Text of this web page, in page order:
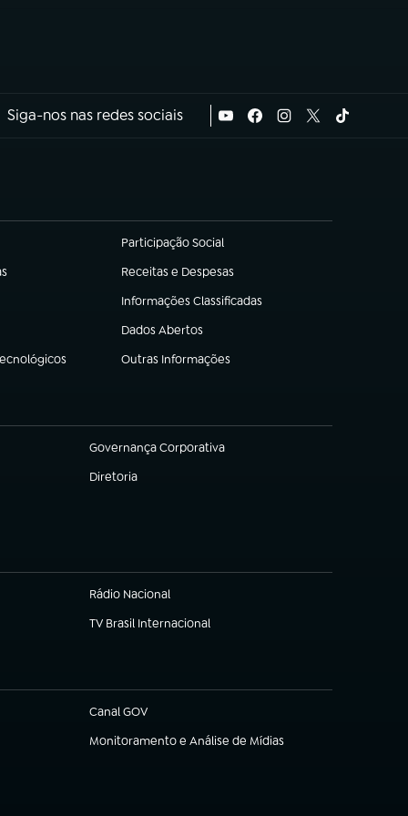
Siga-nos nas redes sociais
Participação Social
(abre em nova aba)
Receitas e Despesas
(abre em nova aba)
Informações Classificadas
(abre em nova aba)
Dados Abertos
(abre em nova aba)
Outras Informações
(abre em nova aba)
Governança Corporativa
(abre em nova aba)
Diretoria
(abre em nova aba)
Rádio Nacional
TV Brasil Internacional
(abre em nova aba)
Canal GOV
(abre em nova aba)
Monitoramento e Análise de Mídias
(abre em nova aba)